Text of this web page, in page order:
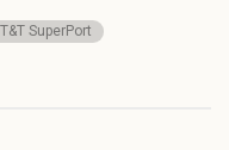
T&T SuperPort